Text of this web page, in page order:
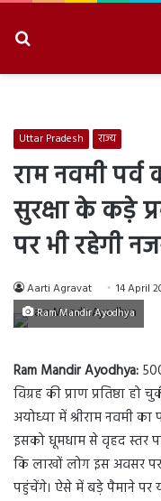
Uttar Pradesh राज्य
राम नवमी
सुरक्षा के कड़े
पर भी रहेगी
Aarti Agravat 14 April
Ram Mandir Ayodhya
Ram Mandir Ayodhya:
विग्रह की प्राण प्रतिष्ठा
अयोध्या में श्रीराम नवमी
इसको धूमधाम से वृहद स्तर
कि लाखों लोग इस अवसर
पहुंचेंगे। ऐसे में बड़े पैमाने पर